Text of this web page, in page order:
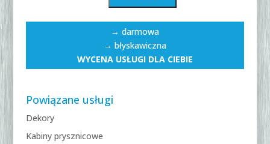
→ darmowa
→ błyskawiczna
WYCENA USŁUGI DLA CIEBIE
Powiązane usługi
Dekory
Kabiny prysznicowe